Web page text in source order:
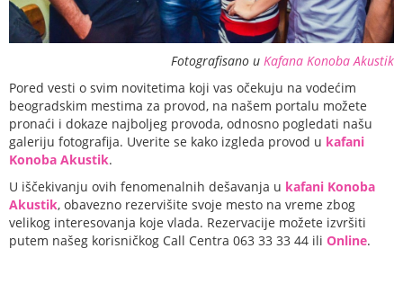
Fotografisano u Kafana Konoba Akustik
Pored vesti o svim novitetima koji vas očekuju na vodećim
beogradskim mestima za provod, na našem portalu možete
pronaći i dokaze najboljeg provoda, odnosno pogledati našu
galeriju fotografija. Uverite se kako izgleda provod u kafani
Konoba Akustik.
U iščekivanju ovih fenomenalnih dešavanja u kafani Konoba
Akustik, obavezno rezervišite svoje mesto na vreme zbog
velikog interesovanja koje vlada. Rezervacije možete izvršiti
putem našeg korisničkog Call Centra 063 33 33 44 ili Online.